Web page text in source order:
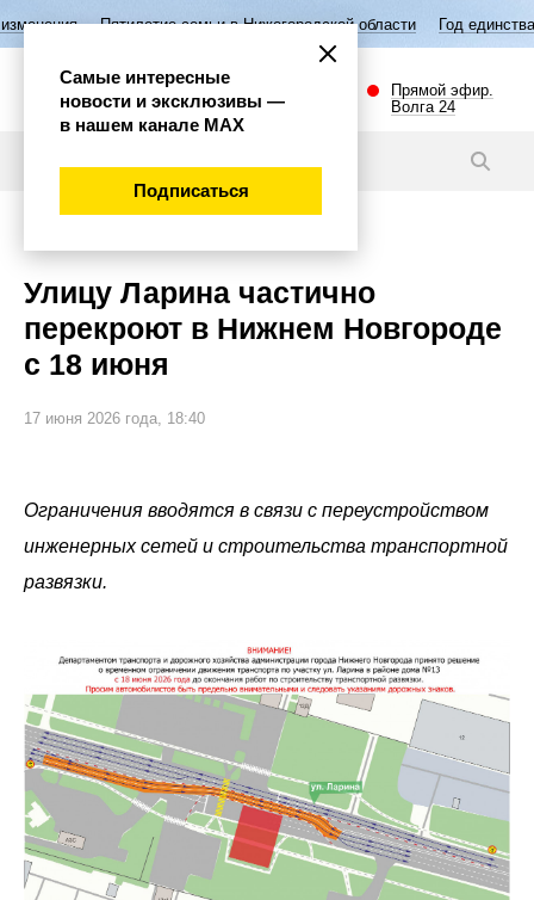
семьи в Нижегородской области Год единства народов России
Прямой эфир.
Волга 24
Улицу Ларина частично
перекроют в Нижнем Новгороде
с 18 июня
17 июня 2026 года, 18:40
Ограничения вводятся в связи с переустройством
инженерных сетей и строительства транспортной
развязки.
Самые интересные
новости и эксклюзивы —
в нашем канале МАХ
Подписаться